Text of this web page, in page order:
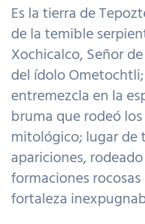
Es la tierra de
de la temible
Xochicalco, Señor
del ídolo
entremezcla en la
bruma que rodeó
mitológico; lugar de
apariciones,
formaciones
fortaleza